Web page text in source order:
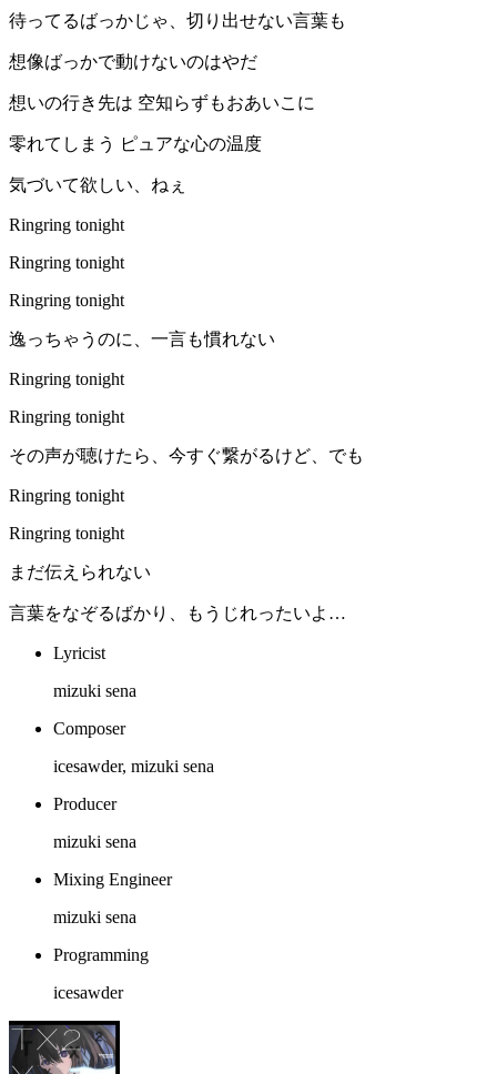
待ってるばっかじゃ、切り出せない言葉も
想像ばっかで動けないのはやだ
想いの行き先は 空知らずもおあいこに
零れてしまう ピュアな心の温度
気づいて欲しい、ねぇ
Ringring tonight
Ringring tonight
Ringring tonight
逸っちゃうのに、一言も慣れない
Ringring tonight
Ringring tonight
その声が聴けたら、今すぐ繋がるけど、でも
Ringring tonight
Ringring tonight
まだ伝えられない
言葉をなぞるばかり、もうじれったいよ…
Lyricist
mizuki sena
Composer
icesawder, mizuki sena
Producer
mizuki sena
Mixing Engineer
mizuki sena
Programming
icesawder